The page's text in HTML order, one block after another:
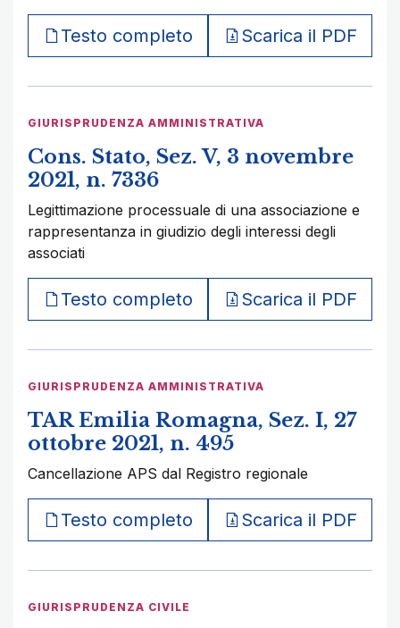
Testo completo Scarica il PDF
GIURISPRUDENZA AMMINISTRATIVA
Cons. Stato, Sez. V, 3 novembre
2021, n. 7336
Legittimazione processuale di una associazione e
rappresentanza in giudizio degli interessi degli
associati
Testo completo Scarica il PDF
GIURISPRUDENZA AMMINISTRATIVA
TAR Emilia Romagna, Sez. I, 27
ottobre 2021, n. 495
Cancellazione APS dal Registro regionale
Testo completo Scarica il PDF
GIURISPRUDENZA CIVILE